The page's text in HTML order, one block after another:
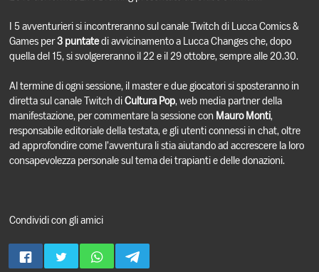
I 5 avventurieri si incontreranno sul canale Twitch di Lucca Comics &
Games per3 puntatedi avvicinamento a Lucca Changes che, dopo
quella del 15, si svolgereranno il 22 e il 29 ottobre, sempre alle 20.30.
Al termine di ogni sessione, il master e due giocatori si sposteranno in
diretta sul canale Twitch diCultura Pop, web media partner della
manifestazione, per commentare la sessione con Mauro Monti,
responsabile editoriale della testata, e gli utenti connessi in chat, oltre
ad approfondire come l’avventura li stia aiutando ad accrescere la loro
consapevolezza personale sul tema dei trapianti e delle donazioni.
Condividi con gli amici